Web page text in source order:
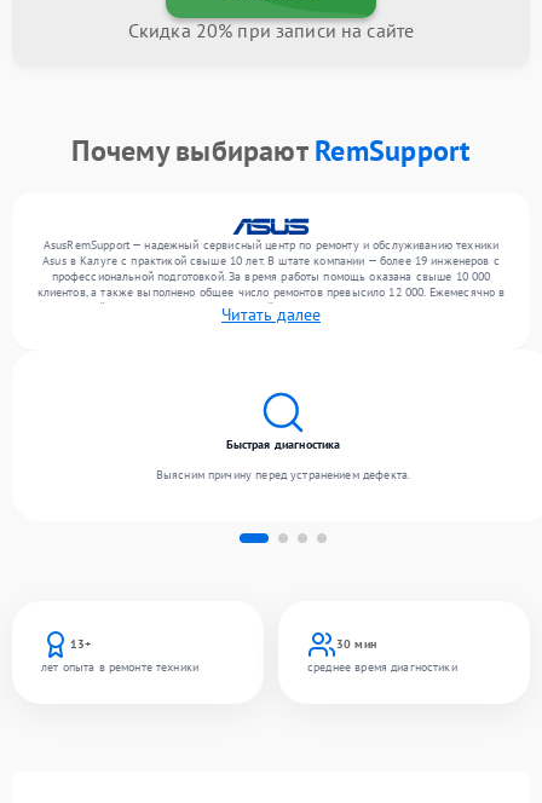
Скидка 20% при записи на сайте
Почему выбираютRemSupport
AsusRemSupport — надежный сервисный центр по ремонту и обслуживанию техники
Asus в Калуге с практикой свыше 10 лет. В штате компании — более 19 инженеров с
профессиональной подготовкой. За время работы помощь оказана свыше 10 000
клиентов, а также выполнено общее число ремонтов превысило 12 000. Ежемесячно в
сервисный центр поступает от 300 устройств, включая , , . Мы работаем с широким
спектром неисправностей и обеспечиваем надежный результат благодаря
Читать далее
13+
лет опыта в ремонте техники
30 мин
среднее время диагностики
Быстрая диагностика
Выясним причину перед устранением дефекта.